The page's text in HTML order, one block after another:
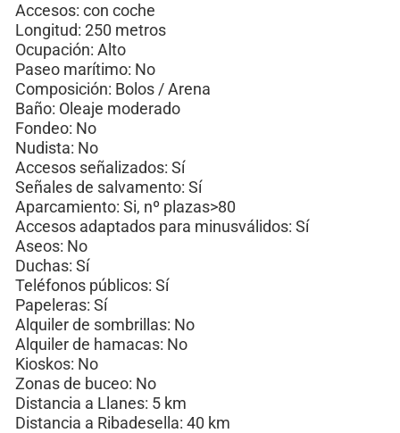
Accesos: con coche
Longitud: 250 metros
Ocupación: Alto
Paseo marítimo: No
Composición: Bolos / Arena
Baño: Oleaje moderado
Fondeo: No
Nudista: No
Accesos señalizados: Sí
Señales de salvamento: Sí
Aparcamiento: Si, nº plazas>80
Accesos adaptados para minusválidos: Sí
Aseos: No
Duchas: Sí
Teléfonos públicos: Sí
Papeleras: Sí
Alquiler de sombrillas: No
Alquiler de hamacas: No
Kioskos: No
Zonas de buceo: No
Distancia a Llanes: 5 km
Distancia a Ribadesella: 40 km